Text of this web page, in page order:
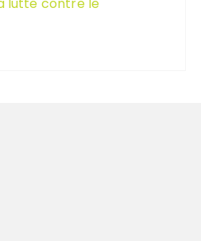
lutte contre le